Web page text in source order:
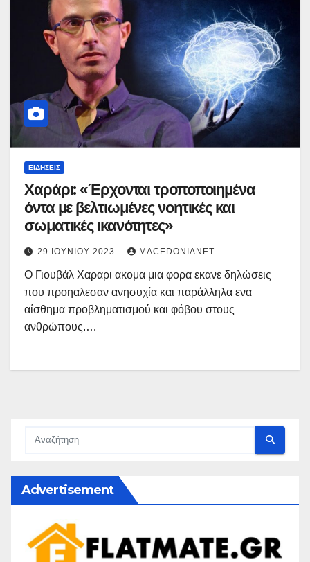
ΕΙΔΉΣΕΙΣ
Χαράρι: «Έρχονται τροποποιημένα
όντα με βελτιωμένες νοητικές και
σωματικές ικανότητες»
29 ΙΟΥΝΊΟΥ 2023 MACEDONIANET
Ο Γιουβάλ Χαραρι ακομα μια φορα εκανε δηλώσεις
που προηαλεσαν ανησυχία και παράλληλα ενα
αίσθημα προβληματισμού και φόβου στους
ανθρώπους.…
Advertisement